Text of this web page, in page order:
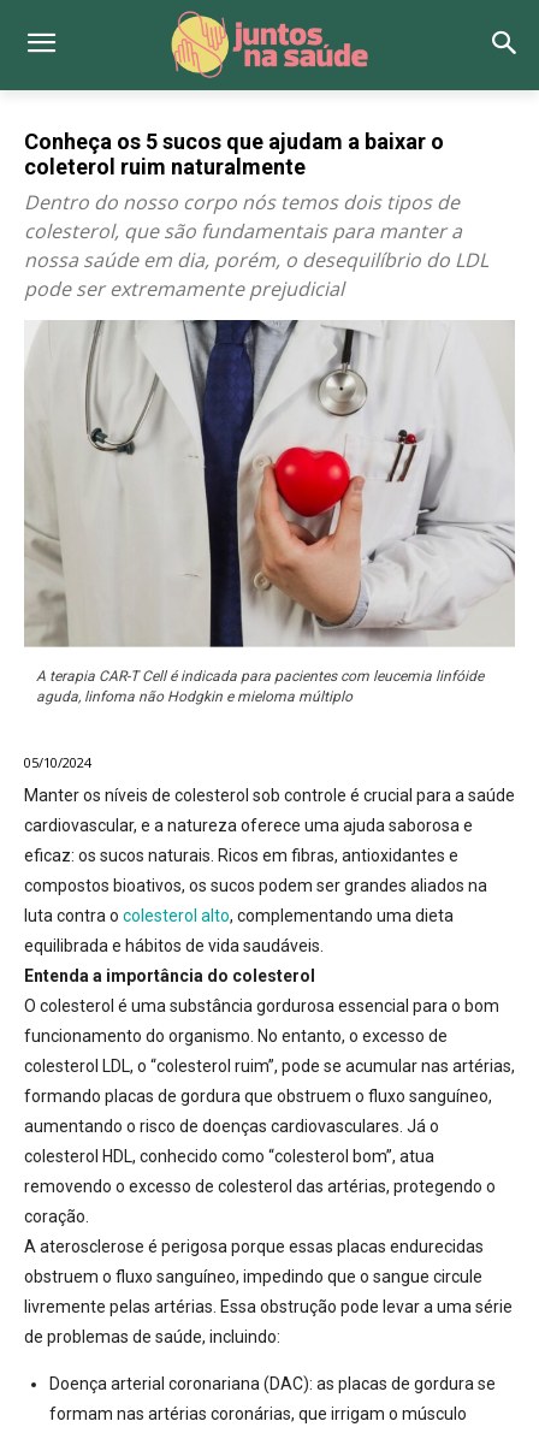
Conheça os 5 sucos que ajudam a baixar o
coleterol ruim naturalmente
Dentro do nosso corpo nós temos dois tipos de
colesterol, que são fundamentais para manter a
nossa saúde em dia, porém, o desequilíbrio do LDL
pode ser extremamente prejudicial
A terapia CAR-T Cell é indicada para pacientes com leucemia linfóide
aguda, linfoma não Hodgkin e mieloma múltiplo
05/10/2024
Manter os níveis de colesterol sob controle é crucial para a saúde
cardiovascular, e a natureza oferece uma ajuda saborosa e
eficaz: os sucos naturais. Ricos em fibras, antioxidantes e
compostos bioativos, os sucos podem ser grandes aliados na
luta contra o colesterol alto, complementando uma dieta
equilibrada e hábitos de vida saudáveis.
Entenda a importância do colesterol
O colesterol é uma substância gordurosa essencial para o bom
funcionamento do organismo. No entanto, o excesso de
colesterol LDL, o “colesterol ruim”, pode se acumular nas artérias,
formando placas de gordura que obstruem o fluxo sanguíneo,
aumentando o risco de doenças cardiovasculares. Já o
colesterol HDL, conhecido como “colesterol bom”, atua
removendo o excesso de colesterol das artérias, protegendo o
coração.
A aterosclerose é perigosa porque essas placas endurecidas
obstruem o fluxo sanguíneo, impedindo que o sangue circule
livremente pelas artérias. Essa obstrução pode levar a uma série
de problemas de saúde, incluindo:
Doença arterial coronariana (DAC): as placas de gordura se
formam nas artérias coronárias, que irrigam o músculo